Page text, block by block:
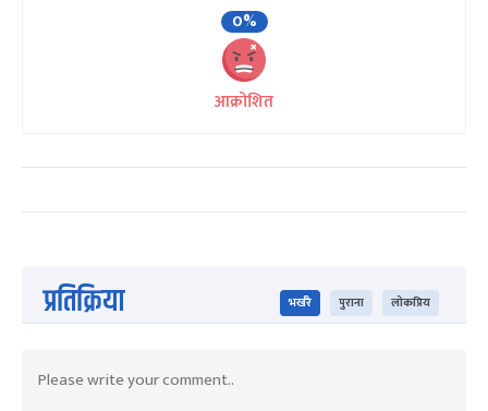
0%
आक्रोशित
प्रतिक्रिया भर्खरै पुराना लोकप्रिय